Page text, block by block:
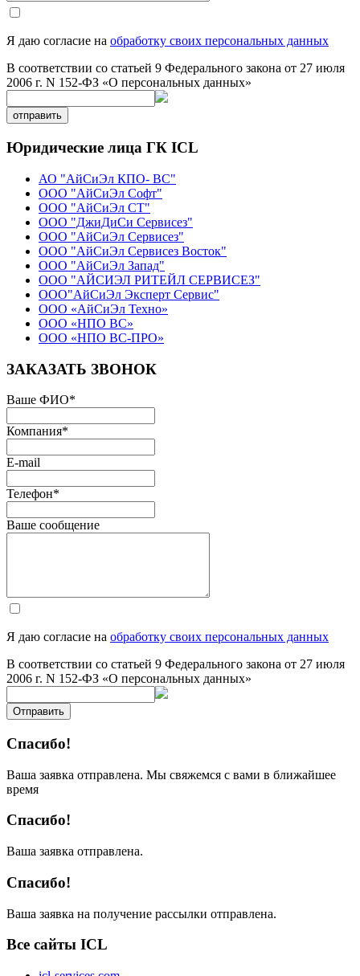
Я даю согласие на обработку своих персональных данных
В соответствии со статьей 9 Федерального закона от 27 июля
2006 г. N 152-ФЗ «О персональных данных»
отправить
Юридические лица ГК ICL
АО "АйСиЭл КПО- ВС"
ООО "АйСиЭл Софт"
ООО "АйСиЭл СТ"
ООО "ДжиДиСи Сервисез"
ООО "АйСиЭл Сервисез"
ООО "АйСиЭл Сервисез Восток"
ООО "АйСиЭл Запад"
ООО "АЙСИЭЛ РИТЕЙЛ СЕРВИСЕЗ"
ООО"АйСиЭл Эксперт Сервис"
ООО «АйСиЭл Техно»
ООО «НПО ВС»
ООО «НПО ВС-ПРО»
ЗАКАЗАТЬ ЗВОНОК
Ваше ФИО*
Компания*
E-mail
Телефон*
Ваше сообщение
Я даю согласие на обработку своих персональных данных
В соответствии со статьей 9 Федерального закона от 27 июля
2006 г. N 152-ФЗ «О персональных данных»
Отправить
Спасибо!
Ваша заявка отправлена. Мы свяжемся с вами в ближайшее
время
Спасибо!
Ваша заявка отправлена.
Спасибо!
Ваша заявка на получение рассылки отправлена.
Все сайты ICL